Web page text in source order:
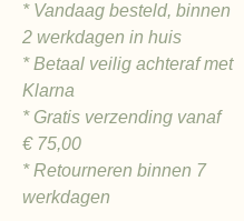
* Vandaag besteld, binnen
2 werkdagen in huis
* Betaal veilig achteraf met
Klarna
* Gratis verzending vanaf
€ 75,00
* Retourneren binnen 7
werkdagen